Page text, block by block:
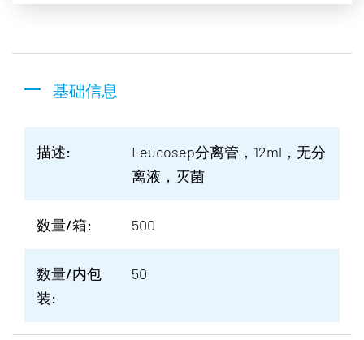
基础信息
描述:
Leucosep分离管，12ml，无分
离液，灭菌
数量/箱: 500
数量/内包
装:
50